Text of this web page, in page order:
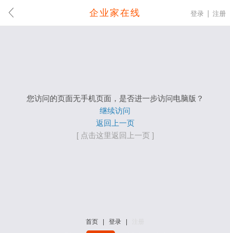
企业家在线 登录 注册
您访问的页面无手机页面，是否进一步访问电脑版？
继续访问
返回上一页
[ 点击这里返回上一页 ]
首页 登录